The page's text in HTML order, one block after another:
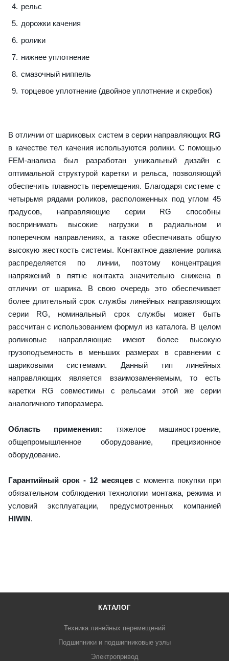
рельс
дорожки качения
ролики
нижнее уплотнение
смазочный ниппель
торцевое уплотнение (двойное уплотнение и скребок)
В отличии от шариковых систем в серии направляющих RG
в качестве тел качения используются ролики. С помощью
FEM-анализа был разработан уникальный дизайн с
оптимальной структурой каретки и рельса, позволяющий
обеспечить плавность перемещения. Благодаря системе с
четырьмя рядами роликов, расположенных под углом 45
градусов, направляющие серии RG способны
воспринимать высокие нагрузки в радиальном и
поперечном направлениях, а также обеспечивать общую
высокую жесткость системы. Контактное давление ролика
распределяется по линии, поэтому концентрация
напряжений в пятне контакта значительно снижена в
отличии от шарика. В свою очередь это обеспечивает
более длительный срок службы линейных направляющих
серии RG, номинальный срок службы может быть
рассчитан с использованием формул из каталога. В целом
роликовые направляющие имеют более высокую
грузоподъемность в меньших размерах в сравнении с
шариковыми системами. Данный тип линейных
направляющих является взаимозаменяемым, то есть
каретки RG совместимы с рельсами этой же серии
аналогичного типоразмера.
Область применения: тяжелое машиностроение,
общепромышленное оборудование, прецизионное
оборудование.
Гарантийный срок - 12 месяцевс момента покупки при
обязательном соблюдения технологии монтажа, режима и
условий эксплуатации, предусмотренных компанией
HIWIN.
КАТАЛОГ
Техника линейных перемещений
Подшипники и подшипниковые узлы
Электропривод